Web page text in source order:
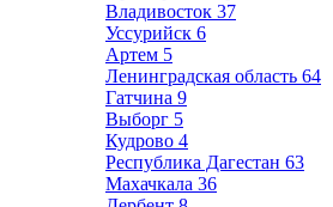
Владивосток 37
Уссурийск 6
Артем 5
Ленинградская область 64
Гатчина 9
Выборг 5
Кудрово 4
Республика Дагестан 63
Махачкала 36